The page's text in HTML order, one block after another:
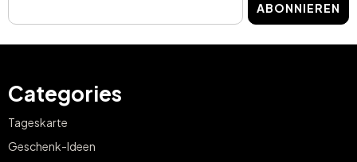
ABONNIEREN
Categories
Tageskarte
Geschenk-Ideen